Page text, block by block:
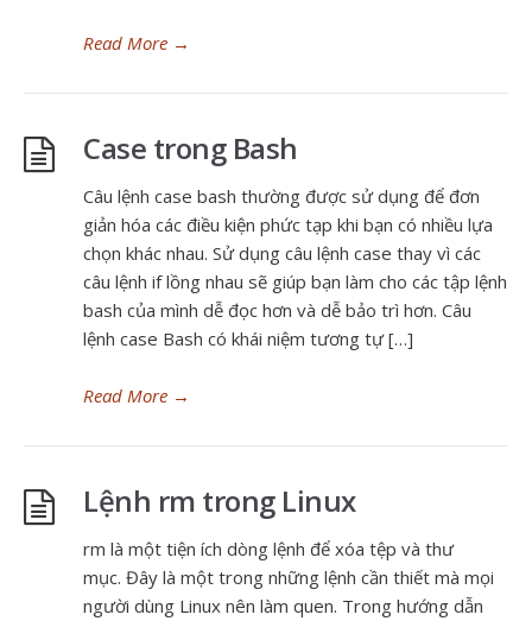
Read More →
Case trong Bash
Câu lệnh case bash thường được sử dụng để đơn
giản hóa các điều kiện phức tạp khi bạn có nhiều lựa
chọn khác nhau. Sử dụng câu lệnh case thay vì các
câu lệnh if lồng nhau sẽ giúp bạn làm cho các tập lệnh
bash của mình dễ đọc hơn và dễ bảo trì hơn. Câu
lệnh case Bash có khái niệm tương tự […]
Read More →
Lệnh rm trong Linux
rm là một tiện ích dòng lệnh để xóa tệp và thư
mục. Đây là một trong những lệnh cần thiết mà mọi
người dùng Linux nên làm quen. Trong hướng dẫn